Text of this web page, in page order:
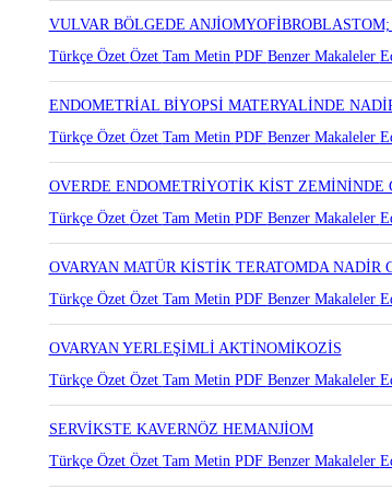
VULVAR BÖLGEDE
Türkçe Özet Özet Tam Metin PDF Benzer Makaleler
ENDOMETRİAL BİYOPSİ MATERYALİNDE
Türkçe Özet Özet Tam Metin PDF Benzer Makaleler
OVERDE ENDOMETRİYOTİK KİST ZEMİNİNDE
Türkçe Özet Özet Tam Metin PDF Benzer Makaleler
OVARYAN MATÜR KİSTİK TERATOMDA NADİR
Türkçe Özet Özet Tam Metin PDF Benzer Makaleler
OVARYAN YERLEŞİMLİ AKTİNOMİKOZİS
Türkçe Özet Özet Tam Metin PDF Benzer Makaleler
SERVİKSTE KAVERNÖZ HEMANJİOM
Türkçe Özet Özet Tam Metin PDF Benzer Makaleler